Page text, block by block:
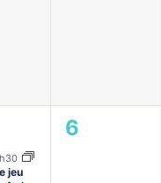
jeu
0
6